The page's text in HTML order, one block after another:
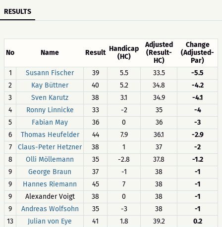
RESULTS
No Name Result Handicap
(HC)
Adjusted
(Result-
HC)
Change
(Adjusted-
Par)
1
Susann Fischer 39 5.5 33.5
-5.5
2
Kay Büttner 40 5.2 34.8
-4.2
3
Sven Karutz 38 3.1 34.9
-4.1
4
Ronny Linnicke 33 -2 35
-4
5
Fabian May 36 0 36
-3
6
Thomas Heufelder 44 7.9 36.1
-2.9
7
Claus-Peter Hetzner 38 1 37
-2
8
Olli Möllemann 35 -2.8 37.8
-1.2
9
George Braun 37 -1 38
-1
9
Hannes Riemann 45 7 38
-1
9
Alexander Voigt 38 0 38
-1
9
Andreas Wolfsohn 35 -3 38
-1
13
Julian von Eye 41 1.8 39.2
0.2